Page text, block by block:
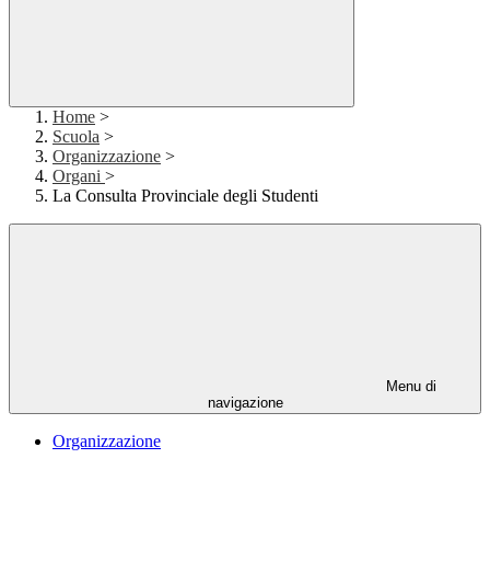
Home >
Scuola >
Organizzazione >
Organi >
La Consulta Provinciale degli Studenti
Menu di
navigazione
Organizzazione